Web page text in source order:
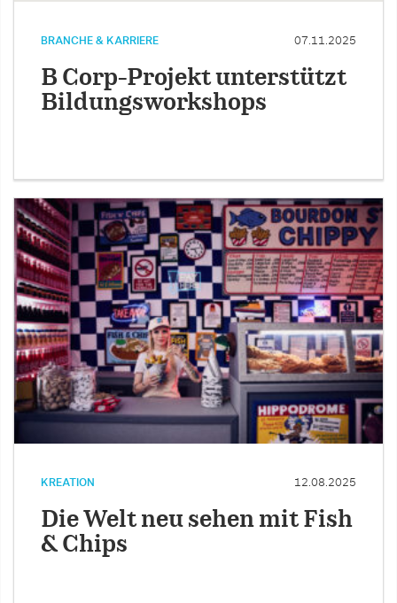
BRANCHE & KARRIERE 07.11.2025
B Corp-Projekt unterstützt
Bildungsworkshops
KREATION 12.08.2025
Die Welt neu sehen mit Fish
& Chips